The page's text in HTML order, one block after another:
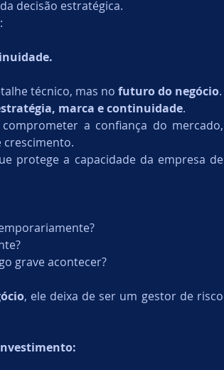
decisão estratégica.
técnico, mas no futuro do negócio.
marca e continuidade.
a confiança do mercado,
crescimento.
protege a capacidade da empresa de
grave acontecer?
, ele deixa de ser um gestor de risco